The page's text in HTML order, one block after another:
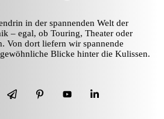
in der spannenden Welt der
– egal, ob Touring, Theater oder
Von dort liefern wir spannende
Blicke hinter die Kulissen.